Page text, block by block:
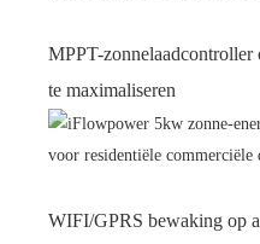
MPPT-zonnelaadcontroller
te maximaliseren
WIFI/GPRS bewaking op